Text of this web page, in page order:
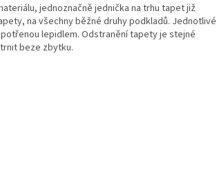
jednoznačně jednička na trhu tapet již
na všechny běžné druhy podkladů. Jednotlivé
lepidlem. Odstranění tapety je stejné
beze zbytku.